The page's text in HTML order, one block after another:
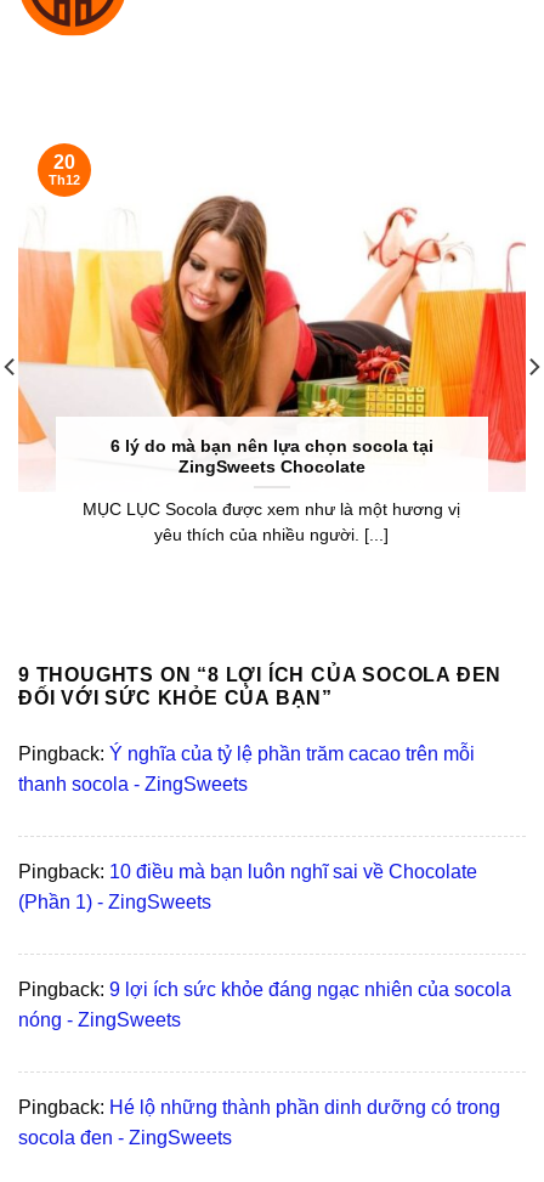
6 lý do mà bạn nên lựa chọn socola tại
ZingSweets Chocolate
MỤC LỤC Socola được xem như là một hương vị
yêu thích của nhiều người. [...]
20
Th12
9 THOUGHTS ON “8 LỢI ÍCH CỦA SOCOLA ĐEN
ĐỐI VỚI SỨC KHỎE CỦA BẠN ”
Pingback: Ý nghĩa của tỷ lệ phần trăm cacao trên mỗi
thanh socola - ZingSweets
Pingback: 10 điều mà bạn luôn nghĩ sai về Chocolate
(Phần 1) - ZingSweets
Pingback: 9 lợi ích sức khỏe đáng ngạc nhiên của socola
nóng - ZingSweets
Pingback: Hé lộ những thành phần dinh dưỡng có trong
socola đen - ZingSweets